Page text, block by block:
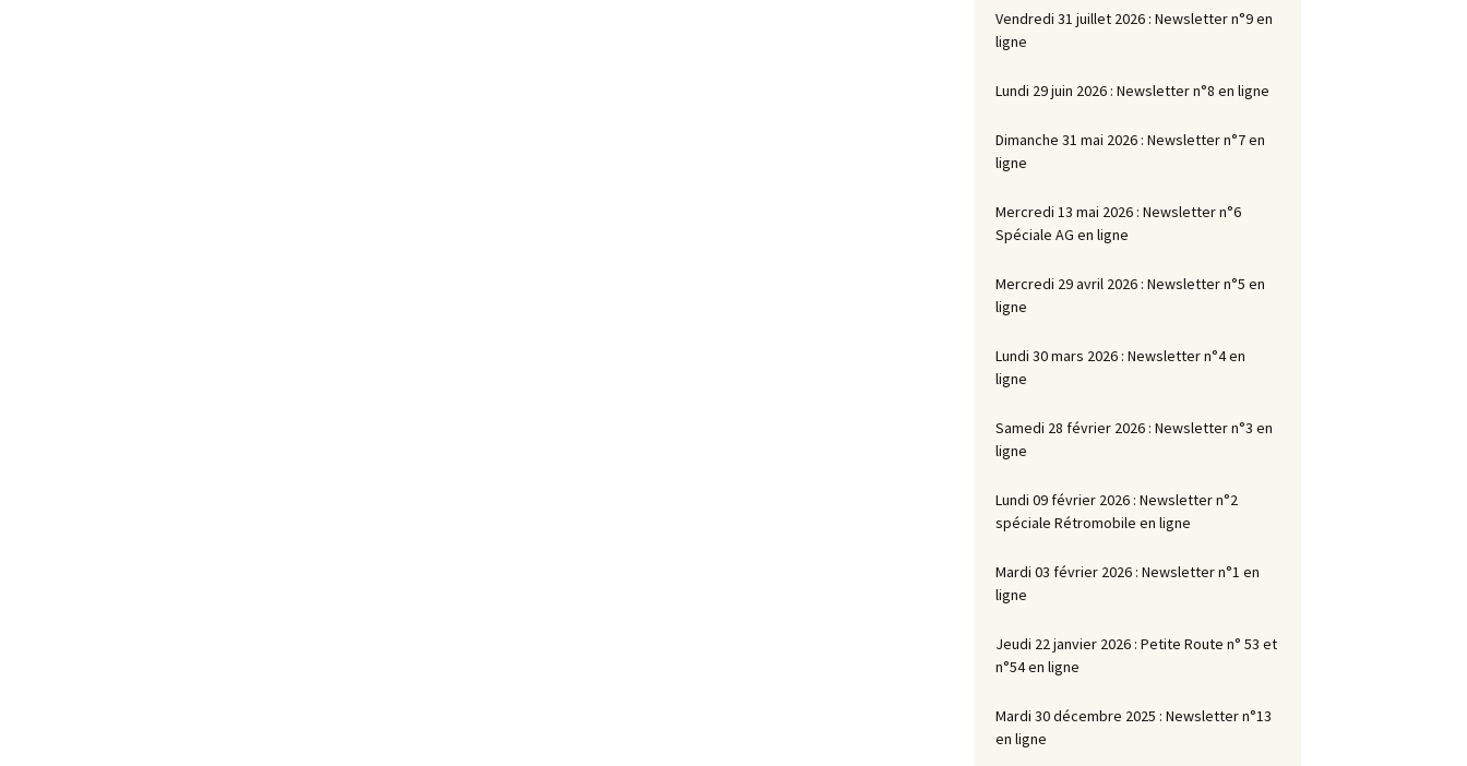
Vendredi 31 juillet 2026 : Newsletter n°9 en
ligne
Lundi 29 juin 2026 : Newsletter n°8 en ligne
Dimanche 31 mai 2026 : Newsletter n°7 en
ligne
Mercredi 13 mai 2026 : Newsletter n°6
Spéciale AG en ligne
Mercredi 29 avril 2026 : Newsletter n°5 en
ligne
Lundi 30 mars 2026 : Newsletter n°4 en
ligne
Samedi 28 février 2026 : Newsletter n°3 en
ligne
Lundi 09 février 2026 : Newsletter n°2
spéciale Rétromobile en ligne
Mardi 03 février 2026 : Newsletter n°1 en
ligne
Jeudi 22 janvier 2026 : Petite Route n° 53 et
n°54 en ligne
Mardi 30 décembre 2025 : Newsletter n°13
en ligne